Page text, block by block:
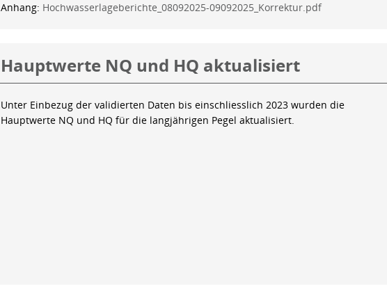
Anhang: Hochwasserlageberichte_08092025-09092025_Korrektur.pdf
Hauptwerte NQ und HQ aktualisiert
Unter Einbezug der validierten Daten bis einschliesslich 2023 wurden die
Hauptwerte NQ und HQ für die langjährigen Pegel aktualisiert.